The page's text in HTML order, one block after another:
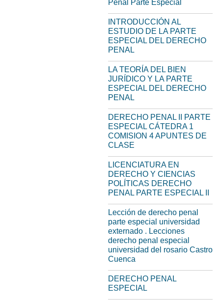
Penal Parte Especial
INTRODUCCIÓN AL
ESTUDIO DE LA PARTE
ESPECIAL DEL DERECHO
PENAL
LA TEORÍA DEL BIEN
JURÍDICO Y LA PARTE
ESPECIAL DEL DERECHO
PENAL
DERECHO PENAL II PARTE
ESPECIAL CÁTEDRA 1
COMISION 4 APUNTES DE
CLASE
LICENCIATURA EN
DERECHO Y CIENCIAS
POLÍTICAS DERECHO
PENAL PARTE ESPECIAL II
Lección de derecho penal
parte especial universidad
externado . Lecciones
derecho penal especial
universidad del rosario Castro
Cuenca
DERECHO PENAL
ESPECIAL